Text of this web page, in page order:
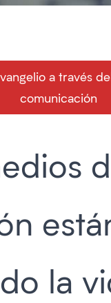
a través
comunicación
la